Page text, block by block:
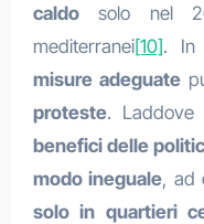
caldosolo nel
mediterranei[10]. In
misure adeguate
proteste.
benefici delle
modo ineguale, ad
solo in quartieri